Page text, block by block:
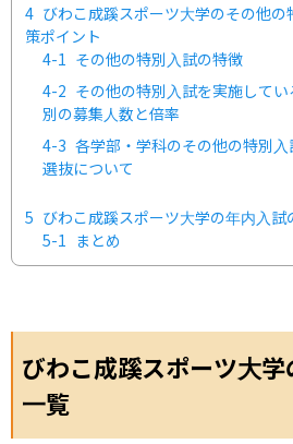
4 びわこ成蹊スポーツ大学のその他の
策ポイント
4-1 その他の特別入試の特徴
4-2 その他の特別入試を実施して
別の募集人数と倍率
4-3 各学部・学科のその他の特別
選抜について
5 びわこ成蹊スポーツ大学の年内入試
5-1 まとめ
びわこ成蹊スポーツ大
一覧